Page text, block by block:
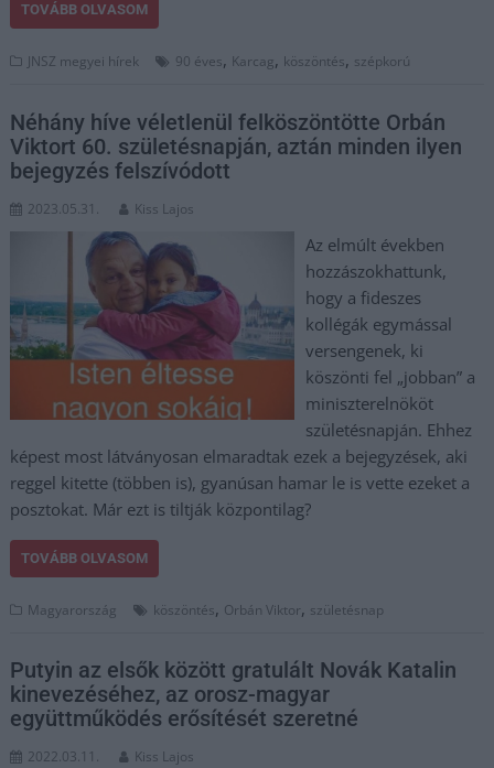
TOVÁBB OLVASOM
JNSZ megyei hírek 90 éves, Karcag, köszöntés, szépkorú
Néhány híve véletlenül felköszöntötte Orbán
Viktort 60. születésnapján, aztán minden ilyen
bejegyzés felszívódott
2023.05.31. Kiss Lajos
Az elmúlt években
hozzászokhattunk,
hogy a fideszes
kollégák egymással
versengenek, ki
köszönti fel „jobban” a
miniszterelnököt
születésnapján. Ehhez
képest most látványosan elmaradtak ezek a bejegyzések, aki
reggel kitette (többen is), gyanúsan hamar le is vette ezeket a
posztokat. Már ezt is tiltják központilag?
TOVÁBB OLVASOM
Magyarország köszöntés, Orbán Viktor, születésnap
Putyin az elsők között gratulált Novák Katalin
kinevezéséhez, az orosz-magyar
együttműködés erősítését szeretné
2022.03.11. Kiss Lajos